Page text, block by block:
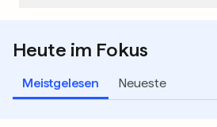
Heute im Fokus
Meistgelesen Neueste